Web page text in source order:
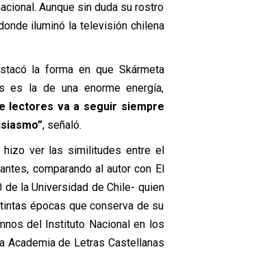
Aunque sin duda su rostro
iluminó la televisión chilena
la forma en que Skármeta
es la de una enorme energía,
lectores va a seguir siempre
, señaló.
ver las similitudes entre el
comparando al autor con El
la Universidad de Chile- quien
épocas que conserva de su
del Instituto Nacional en los
Academia de Letras Castellanas